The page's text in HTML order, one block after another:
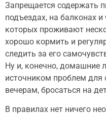
Запрещается содержать
подъездах, на балконах
которых проживают
хорошо кормить и
следить за его
Ну и, конечно,
источником проблем для
вечерам, бросаться на
В правилах нет ничего